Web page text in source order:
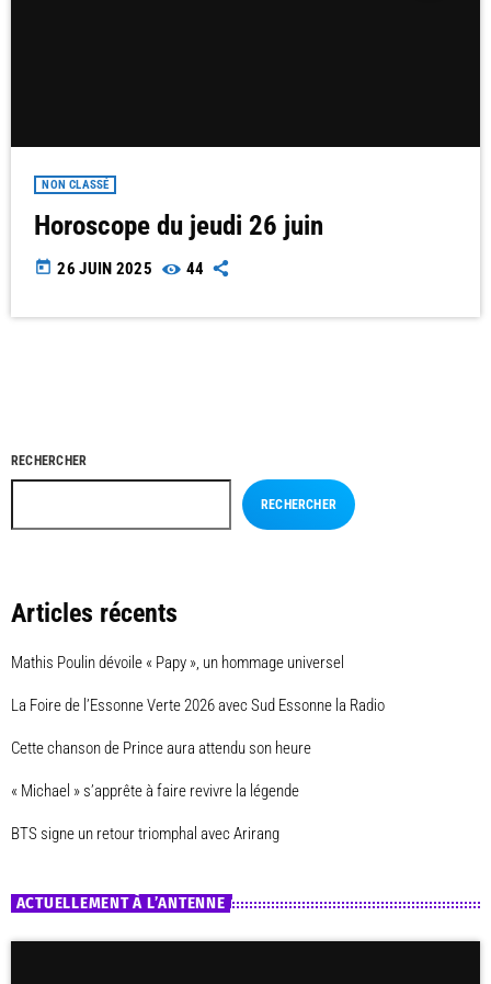
NON CLASSÉ
Horoscope du jeudi 26 juin
today 26 JUIN 2025 44
RECHERCHER
RECHERCHER
Articles récents
Mathis Poulin dévoile « Papy », un hommage universel
La Foire de l’Essonne Verte 2026 avec Sud Essonne la Radio
Cette chanson de Prince aura attendu son heure
« Michael » s’apprête à faire revivre la légende
BTS signe un retour triomphal avec Arirang
ACTUELLEMENT À L’ANTENNE